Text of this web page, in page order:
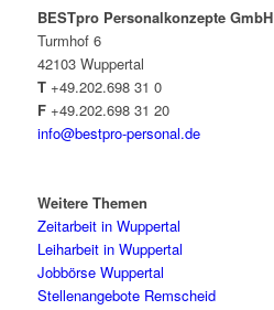
BESTpro Personalkonzepte GmbH
Turmhof 6
42103 Wuppertal
T+49.202.698 31 0
F+49.202.698 31 20
info@bestpro-personal.de
Weitere Themen
Zeitarbeit in Wuppertal
Leiharbeit in Wuppertal
Jobbörse Wuppertal
Stellenangebote Remscheid